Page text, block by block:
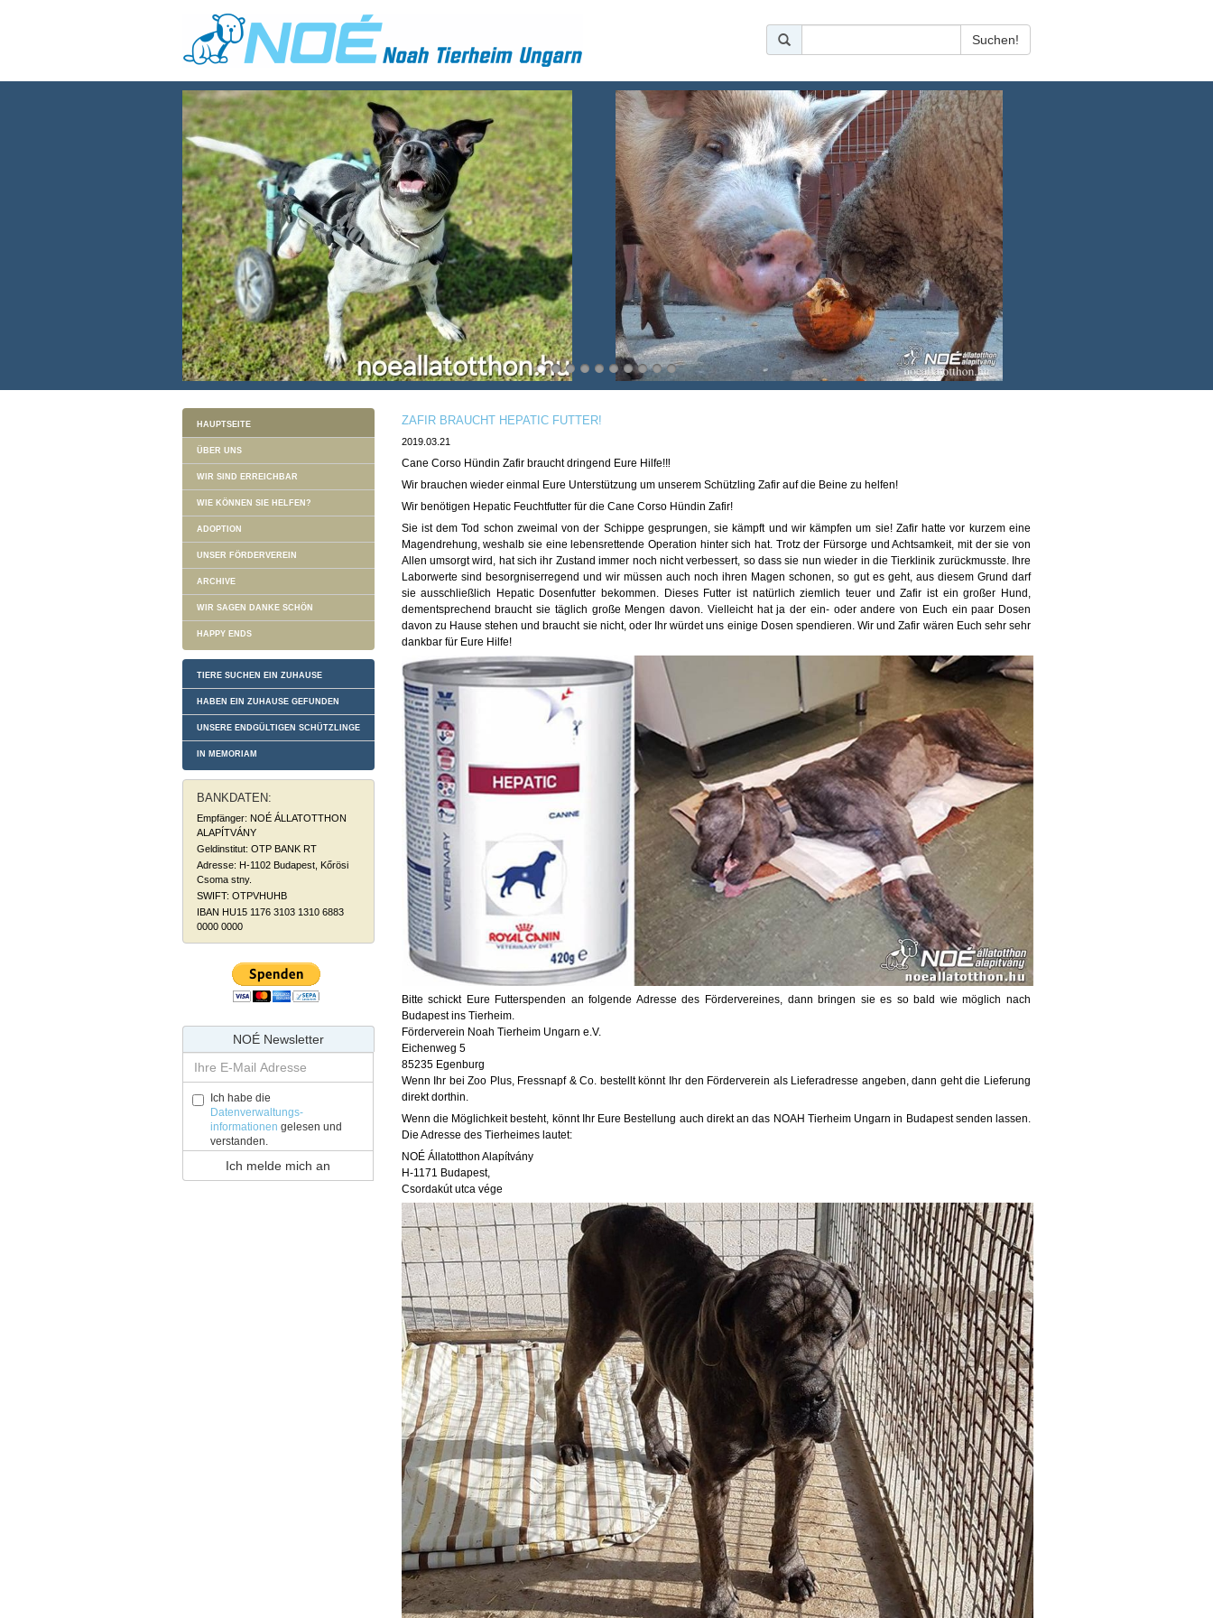
HAUPTSEITE
ÜBER UNS
WIR SIND ERREICHBAR
WIE KÖNNEN SIE HELFEN?
ADOPTION
UNSER FÖRDERVEREIN
ARCHIVE
WIR SAGEN DANKE SCHÖN
HAPPY ENDS
TIERE SUCHEN EIN ZUHAUSE
HABEN EIN ZUHAUSE GEFUNDEN
UNSERE ENDGÜLTIGEN SCHÜTZLINGE
IN MEMORIAM
BANKDATEN:
Empfänger: NOÉ ÁLLATOTTHON
ALAPÍTVÁNY
Geldinstitut: OTP BANK RT
Adresse: H-1102 Budapest, Kőrösi
Csoma stny.
SWIFT: OTPVHUHB
IBAN HU15 1176 3103 1310 6883
0000 0000
NOÉ Newsletter
Ich habe die
Datenverwaltungs-
informationen gelesen und
verstanden.
ZAFIR BRAUCHT HEPATIC FUTTER!
2019.03.21
Cane Corso Hündin Zafir braucht dringend Eure Hilfe!‼️
Wir brauchen wieder einmal Eure Unterstützung um unserem Schützling Zafir auf die Beine zu helfen!
Wir benötigen Hepatic Feuchtfutter für die Cane Corso Hündin Zafir!
Sie ist dem Tod schon zweimal von der Schippe gesprungen, sie kämpft und wir kämpfen um sie! Zafir hatte vor kurzem eine
Magendrehung, weshalb sie eine lebensrettende Operation hinter sich hat. Trotz der Fürsorge und Achtsamkeit, mit der sie von
Al len umsorgt wird, hat sich ihr Zustand immer noch nicht verbessert, so dass sie nun wieder in die Tierklinik zurückmusste. Ihre
Laborwerte sind besorgniserregend und wir müssen auch noch ihren Magen schonen, so gut es geht, aus diesem Grund darf
sie ausschließlich Hepatic Dosenfutter bekommen. Dieses Futter ist natürlich ziemlich teuer und Zafir ist ein großer Hund,
dementsprechend braucht sie täglich große Mengen davon. Vielleicht hat ja der ein- oder andere von Euch ein paar Dosen
davon zu Hause stehen und braucht sie nicht, oder Ihr würdet uns einige Dosen spendieren. Wir und Zafir wären Euch sehr sehr
dankbar für Eure Hilfe!
Bitte schickt Eure Futterspenden an folgende Adresse des Fördervereines, dann bringen sie es so bald wie möglich nach
Budapest ins Tierheim.
Förderverein Noah Tierheim Ungarn e.V.
Eichenweg 5
85235 Egenburg
Wenn Ihr bei Zoo Plus, Fressnapf & Co. bestellt könnt Ihr den Förderverein als Lieferadresse angeben, dann geht die Lieferung
direkt dorthin.
Wenn die Möglichkeit besteht, könnt Ihr Eure Bestellung auch direkt an das NOAH Tierheim Ungarn in Budapest senden lassen.
Die Adresse des Tierheimes lautet:
NOÉ Állatotthon Alapítvány
H-1171 Budapest,
Csordakút utca vége